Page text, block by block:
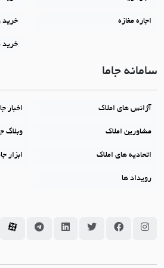
اجاره مغازه خرید
خرید
سامانه جاما
آژانس های املاک اخبار
مشاورین املاک وبلاگ
اتحادیه های املاک ابزار
رویداد ها
سامانه جاما در اینستاگرام
سامانه جاما در فیسبوک
سامانه جاما در توئیتر
سامانه جاما در
سامانه